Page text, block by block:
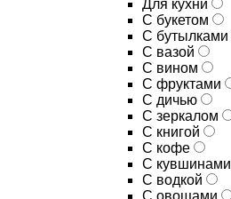
Для кухни
C букетом
C бутылками
C вазой
C вином
C фруктами
C дичью
C зеркалом
C книгой
C кофе
C кувшинами
C водкой
C овощами